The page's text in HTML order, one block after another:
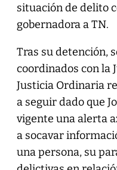
situación de delito
gobernadora a TN.
Tras su detención,
coordinados con la
Justicia Ordinaria
a seguir dado que
vigente una alerta
a socavar
una persona, su